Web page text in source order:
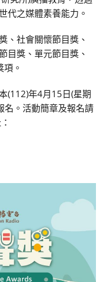
代之媒體素養能力。
、社會關懷節目獎、
目獎、單元節目獎、
。
(112)年4月15日(星期
名。活動簡章及報名請